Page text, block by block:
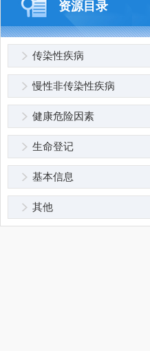
资源目录
传染性疾病
慢性非传染性疾病
健康危险因素
生命登记
基本信息
其他